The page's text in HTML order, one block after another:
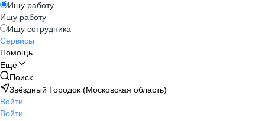
Ищу работу
Ищу работу
Ищу сотрудника
Сервисы
Помощь
Ещё
Поиск
Звёздный Городок (Московская область)
Войти
Войти